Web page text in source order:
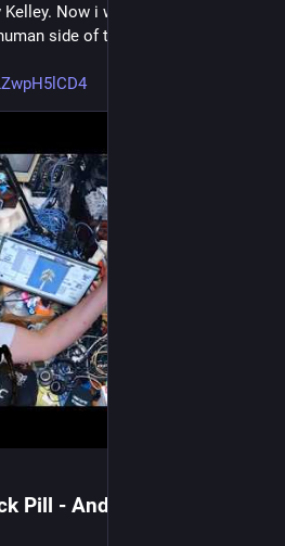
Now i want even more to
side of things.
Pill - Andrew Kelley |